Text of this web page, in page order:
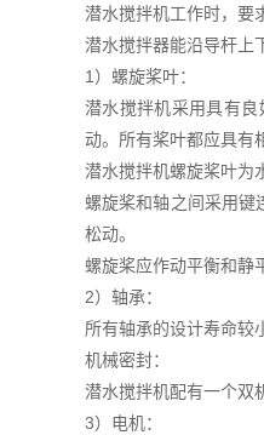
潜水搅拌机工作时，要
潜水搅拌器能沿导杆上
1）螺旋桨叶：
潜水搅拌机采用具有
动。所有桨叶都应具有
潜水搅拌机螺旋桨叶为
螺旋桨和轴之间采用键
松动。
螺旋桨应作动平衡和静
2）轴承：
所有轴承的设计寿命较
机械密封：
潜水搅拌机配有一个双
3）电机：